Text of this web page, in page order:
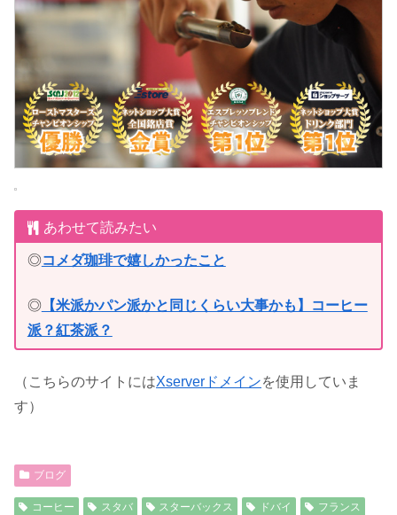
あわせて読みたい
◎コメダ珈琲で嬉しかったこと
◎【米派かパン派かと同じくらい大事かも】コーヒー
派？紅茶派？
（こちらのサイトにはXserverドメインを使用していま
す）
ブログ
コーヒー スタバ スターバックス ドバイ
フランス